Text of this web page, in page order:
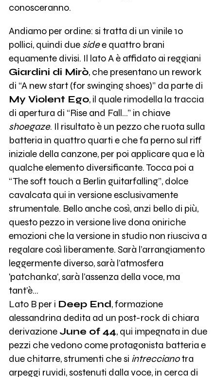
conosceranno.
Andiamo per ordine: si tratta di un vinile 10
pollici, quindi due sidee quattro brani
equamente divisi. Il lato A è affidato ai reggiani
Giardini di Mirò, che presentano un rework
di “A new start (for swinging shoes)” da parte di
My Violent Ego, il quale rimodella la traccia
di apertura di “Rise and Fall…” in chiave
shoegaze. Il risultato è un pezzo che ruota sulla
batteria in quattro quarti e che fa perno sul riff
iniziale della canzone, per poi applicare qua e là
qualche elemento diversificante. Tocca poi a
“The soft touch a Berlin guitarfalling”, dolce
cavalcata qui in versione esclusivamente
strumentale. Bello anche così, anzi bello di più,
questo pezzo in versione live dona oniriche
emozioni che la versione in studio non riusciva a
regalare così liberamente. Sarà l’arrangiamento
leggermente diverso, sarà l’atmosfera
'patchanka', sarà l’assenza della voce, ma
tant’è…
Lato B per i Deep End, formazione
alessandrina dedita ad un post-rock di chiara
derivazione June of 44, qui impegnata in due
pezzi che vedono come protagonista batteria e
due chitarre, strumenti che si intreccianotra
arpeggi ruvidi, sostenuti dalla voce, in cerca di